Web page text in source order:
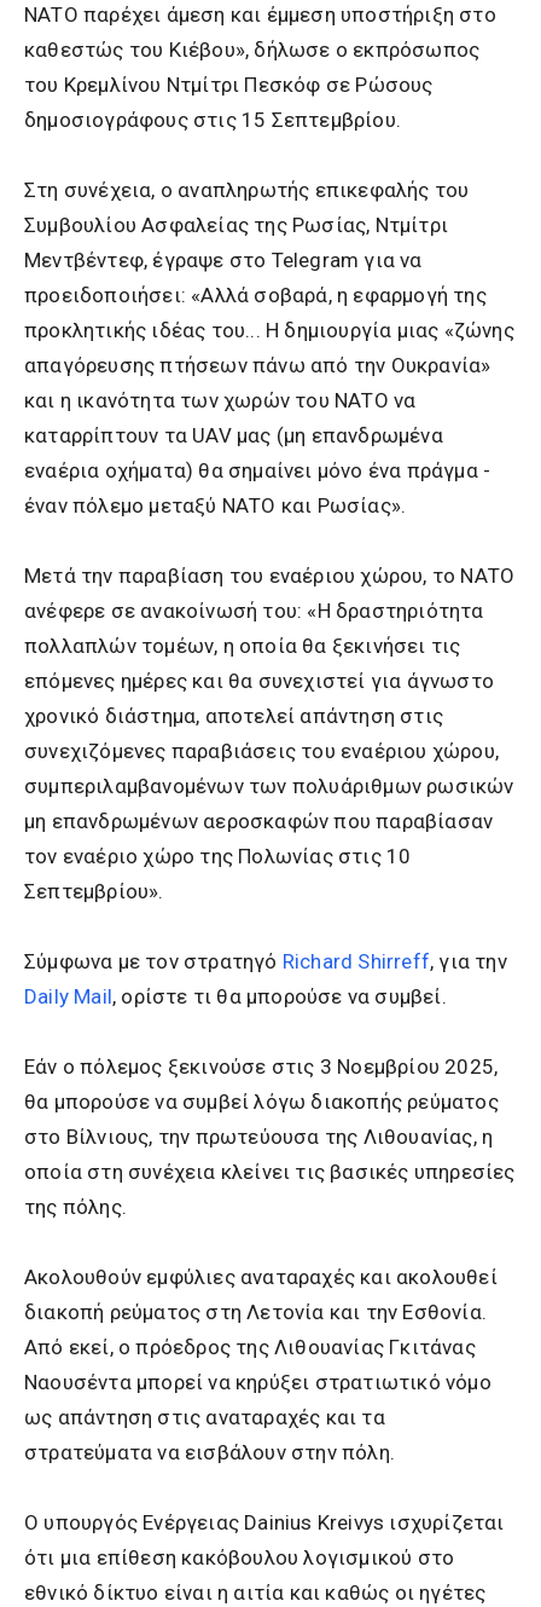
ΝΑΤΟ παρέχει άμεση και έμμεση υποστήριξη στο
καθεστώς του Κιέβου», δήλωσε ο εκπρόσωπος
του Κρεμλίνου Ντμίτρι Πεσκόφ σε Ρώσους
δημοσιογράφους στις 15 Σεπτεμβρίου.
Στη συνέχεια, ο αναπληρωτής επικεφαλής του
Συμβουλίου Ασφαλείας της Ρωσίας, Ντμίτρι
Μεντβέντεφ, έγραψε στο Telegram για να
προειδοποιήσει: «Αλλά σοβαρά, η εφαρμογή της
προκλητικής ιδέας του... Η δημιουργία μιας «ζώνης
απαγόρευσης πτήσεων πάνω από την Ουκρανία»
και η ικανότητα των χωρών του ΝΑΤΟ να
καταρρίπτουν τα UAV μας (μη επανδρωμένα
εναέρια οχήματα) θα σημαίνει μόνο ένα πράγμα -
έναν πόλεμο μεταξύ ΝΑΤΟ και Ρωσίας».
Μετά την παραβίαση του εναέριου χώρου, το ΝΑΤΟ
ανέφερε σε ανακοίνωσή του: «Η δραστηριότητα
πολλαπλών τομέων, η οποία θα ξεκινήσει τις
επόμενες ημέρες και θα συνεχιστεί για άγνωστο
χρονικό διάστημα, αποτελεί απάντηση στις
συνεχιζόμενες παραβιάσεις του εναέριου χώρου,
συμπεριλαμβανομένων των πολυάριθμων ρωσικών
μη επανδρωμένων αεροσκαφών που παραβίασαν
τον εναέριο χώρο της Πολωνίας στις 10
Σεπτεμβρίου».
Σύμφωνα με τον στρατηγό Richard Shirreff, για την
Daily Mail, ορίστε τι θα μπορούσε να συμβεί.
Εάν ο πόλεμος ξεκινούσε στις 3 Νοεμβρίου 2025,
θα μπορούσε να συμβεί λόγω διακοπής ρεύματος
στο Βίλνιους, την πρωτεύουσα της Λιθουανίας, η
οποία στη συνέχεια κλείνει τις βασικές υπηρεσίες
της πόλης.
Ακολουθούν εμφύλιες αναταραχές και ακολουθεί
διακοπή ρεύματος στη Λετονία και την Εσθονία.
Από εκεί, ο πρόεδρος της Λιθουανίας Γκιτάνας
Ναουσέντα μπορεί να κηρύξει στρατιωτικό νόμο
ως απάντηση στις αναταραχές και τα
στρατεύματα να εισβάλουν στην πόλη.
Ο υπουργός Ενέργειας Dainius Kreivys ισχυρίζεται
ότι μια επίθεση κακόβουλου λογισμικού στο
εθνικό δίκτυο είναι η αιτία και καθώς οι ηγέτες